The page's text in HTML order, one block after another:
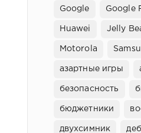
Google Google
Huawei Jelly
Motorola
азартные игры
безопасность
бюджетники
двухсимник